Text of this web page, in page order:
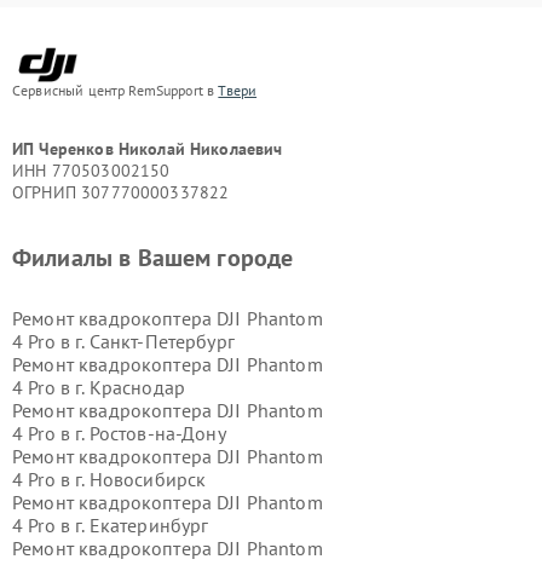
Сервисный центр RemSupport вТвери
ИП Черенков Николай Николаевич
ИНН 770503002150
ОГРНИП 307770000337822
Филиалы в Вашем городе
Ремонт квадрокоптера DJI Phantom
4 Pro в г. Санкт-Петербург
Ремонт квадрокоптера DJI Phantom
4 Pro в г. Краснодар
Ремонт квадрокоптера DJI Phantom
4 Pro в г. Ростов-на-Дону
Ремонт квадрокоптера DJI Phantom
4 Pro в г. Новосибирск
Ремонт квадрокоптера DJI Phantom
4 Pro в г. Екатеринбург
Ремонт квадрокоптера DJI Phantom